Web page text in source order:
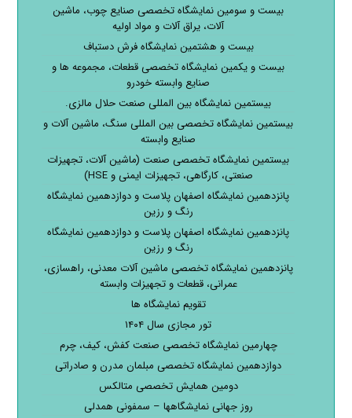
بیست و سومین نمایشگاه تخصصی صنایع چوب، ماشین
آلات، یراق آلات و مواد اولیه
بیست و هشتمین نمایشگاه فرش دستباف
بیست و یکمین نمایشگاه تخصصی قطعات، مجموعه ها و
صنایع وابسته خودرو
بیستمین نمایشگاه بین المللی صنعت حلال مالزی.
بیستمین نمایشگاه تخصصی بین المللی سنگ، ماشین آلات و
صنایع وابسته
بیستمین نمایشگاه تخصصی صنعت (ماشین آلات، تجهیزات
صنعتی، کارگاهی، تجهیزات ایمنی و HSE)
پانزدهمین نمایشگاه اصفهان پلاست و دوازدهمین نمایشگاه
رنگ و رزین
پانزدهمین نمایشگاه اصفهان پلاست و دوازدهمین نمایشگاه
رنگ و رزین
پانزدهمین نمایشگاه تخصصی ماشین آلات معدنی، راهسازی،
عمرانی، قطعات و تجهیزات وابسته
تقویم نمایشگاه ها
تور مجازی سال ۱۴۰۴
چهارمین نمایشگاه تخصصی صنعت کفش، کیف، چرم
دوازدهمین نمایشگاه تخصصی مبلمان مدرن و صادراتی
دومین همایش تخصصی متالکس
روز جهانی نمایشگاهها – سمفونی همدلی